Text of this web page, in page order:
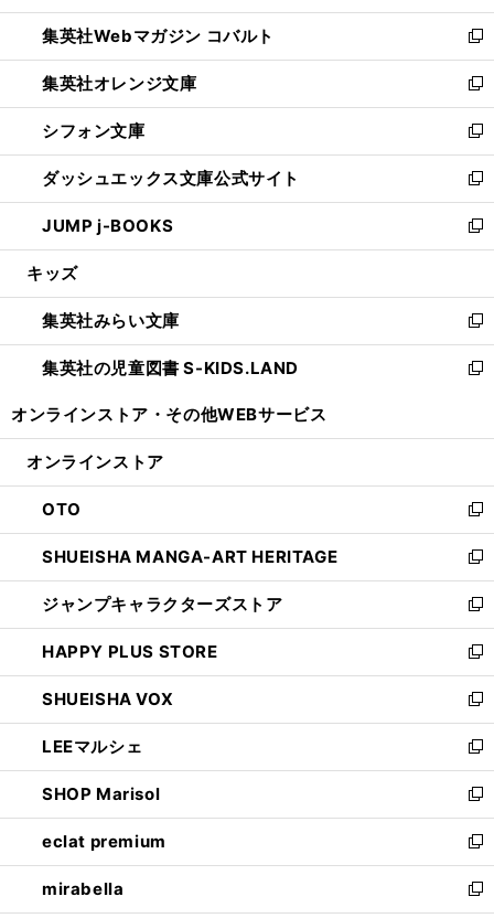
開
く
ウ
で
開
く
ン
ド
ウ
で
開
く
ウ
ィ
ン
ド
ウ
で
開
く
集英社Webマガジン コバルト
新
し
い
ウ
ィ
ン
ド
ウ
で
開
集英社オレンジ文庫
新
し
い
ウ
ィ
ン
ド
ウ
開
く
シフォン文庫
新
し
い
ウ
ィ
ン
ウ
で
開
く
ダッシュエックス文庫公式サイト
新
し
い
ウ
ン
ド
ウ
で
JUMP j-BOOKS
新
し
ウ
ィ
ン
ド
開
キッズ
集英社みらい文庫
新
し
い
ン
ウ
で
開
く
集英社の児童図書 S-KIDS.LAND
新
ウ
ン
ド
ウ
で
開
く
オンラインストア・ その他WEBサービス
オンラインストア
OTO
新
し
い
ウ
ィ
ン
ド
ウ
で
開
く
SHUEISHA MANGA-ART HERITAGE
新
し
い
ウ
ィ
ン
ド
ウ
で
開
く
ジャンプキャラクターズストア
新
し
い
ウ
ィ
ン
ド
ウ
で
開
く
HAPPY PLUS STORE
新
し
い
ウ
ィ
ン
ド
ウ
で
開
く
SHUEISHA VOX
新
し
い
ウ
ィ
ン
ド
ウ
で
開
LEEマルシェ
新
し
い
ウ
ィ
ン
ド
ウ
SHOP Marisol
新
し
い
ウ
ィ
eclat premium
新
し
い
mirabella
新